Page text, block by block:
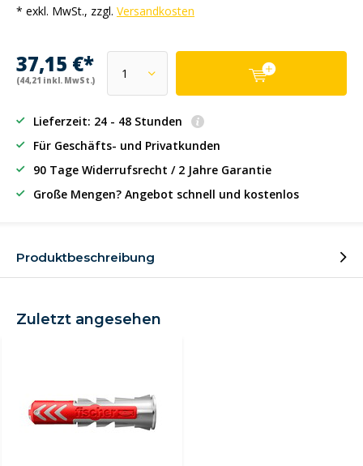
* exkl. MwSt., zzgl. Versandkosten
37,15 €*
(44,21 inkl. MwSt.)
Lieferzeit: 24 - 48 Stunden
Für Geschäfts- und Privatkunden
90 Tage Widerrufsrecht / 2 Jahre Garantie
Große Mengen? Angebot schnell und kostenlos
Produktbeschreibung
Zuletzt angesehen